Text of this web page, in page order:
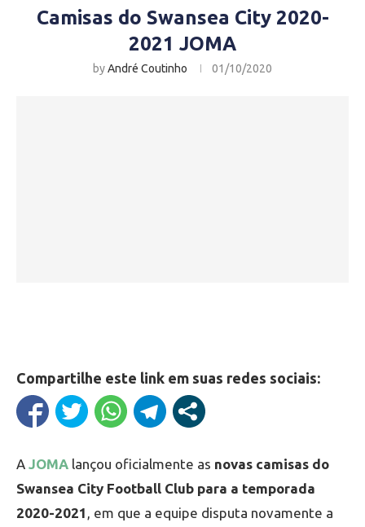
Camisas do Swansea City 2020-
2021 JOMA
byAndré Coutinho 01/10/2020
Compartilhe este link em suas redes sociais:
A JOMA lançou oficialmente as novas camisas do
Swansea City Football Club para a temporada
2020-2021 , em que a equipe disputa novamente a